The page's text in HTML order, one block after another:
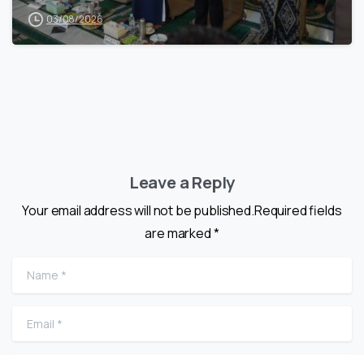
03/08/2026
Leave a Reply
Your email address will not be published.Required fields
are marked *
Name
Email